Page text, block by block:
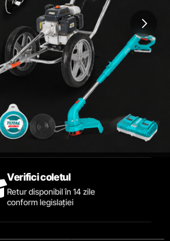
Verifici coletul
Retur disponibil în 14 zile
conform legislației